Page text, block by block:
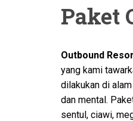
Paket
Outbound
yang kami
dilakukan di
dan mental.
sentul, ciawi,